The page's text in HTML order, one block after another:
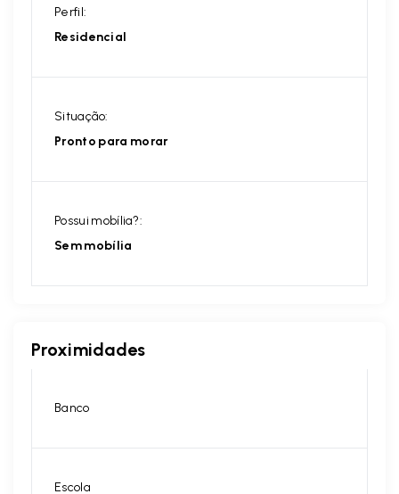
Perfil:
Residencial
Situação:
Pronto para morar
Possui mobília?:
Sem mobília
Proximidades
Banco
Escola